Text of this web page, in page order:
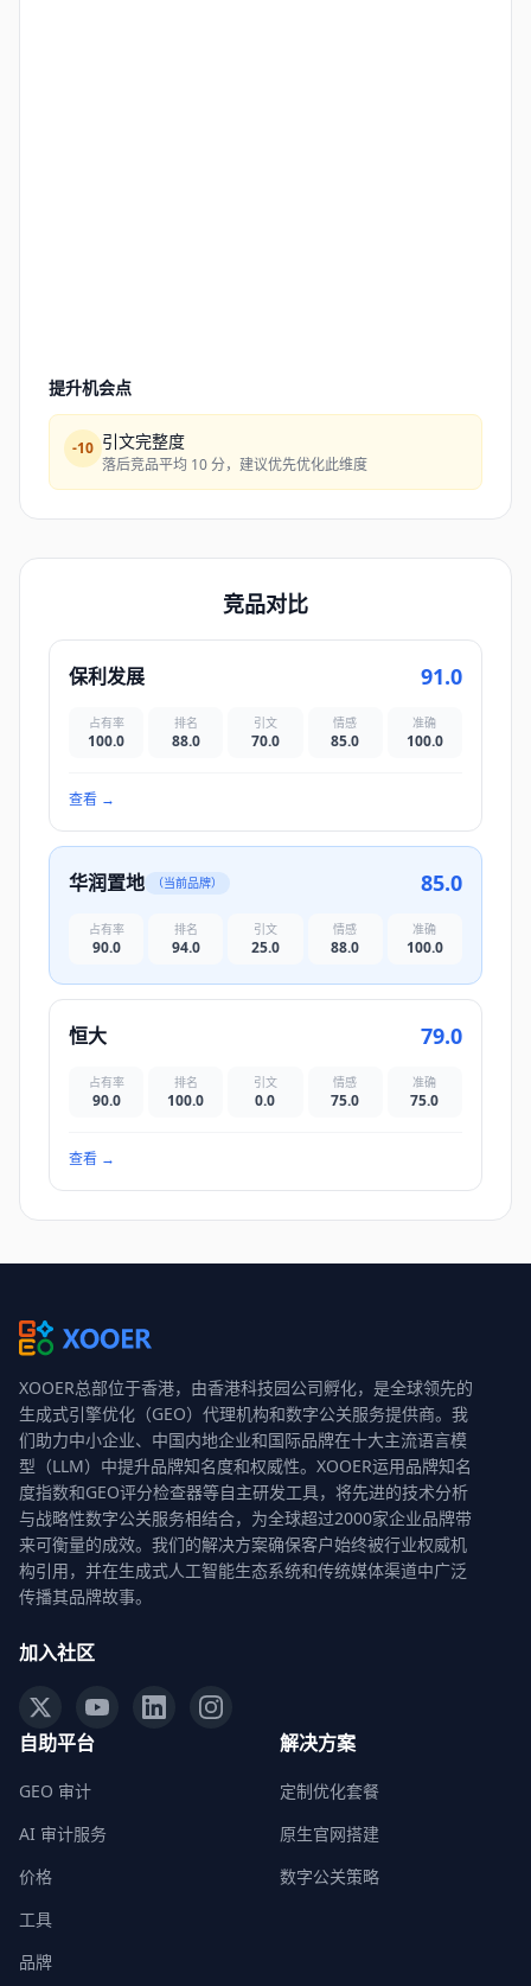
提升机会点
-10 引文完整度
落后竞品平均 10 分，建议优先优化此维度
竞品对比
保利发展 91.0
占有率
100.0
排名
88.0
引文
70.0
情感
85.0
准确
100.0
查看 →
华润置地 （当前品牌） 85.0
占有率
90.0
排名
94.0
引文
25.0
情感
88.0
准确
100.0
恒大 79.0
占有率
90.0
排名
100.0
引文
0.0
情感
75.0
准确
75.0
查看 →
XOOER总部位于香港，由香港科技园公司孵化，是全球领先的
生成式引擎优化（GEO）代理机构和数字公关服务提供商。我
们助力中小企业、中国内地企业和国际品牌在十大主流语言模
型（LLM）中提升品牌知名度和权威性。XOOER运用品牌知名
度指数和GEO评分检查器等自主研发工具，将先进的技术分析
与战略性数字公关服务相结合，为全球超过2000家企业品牌带
来可衡量的成效。我们的解决方案确保客户始终被行业权威机
构引用，并在生成式人工智能生态系统和传统媒体渠道中广泛
传播其品牌故事。
加入社区
自助平台
GEO 审计
AI 审计服务
价格
工具
品牌
解决方案
定制优化套餐
原生官网搭建
数字公关策略